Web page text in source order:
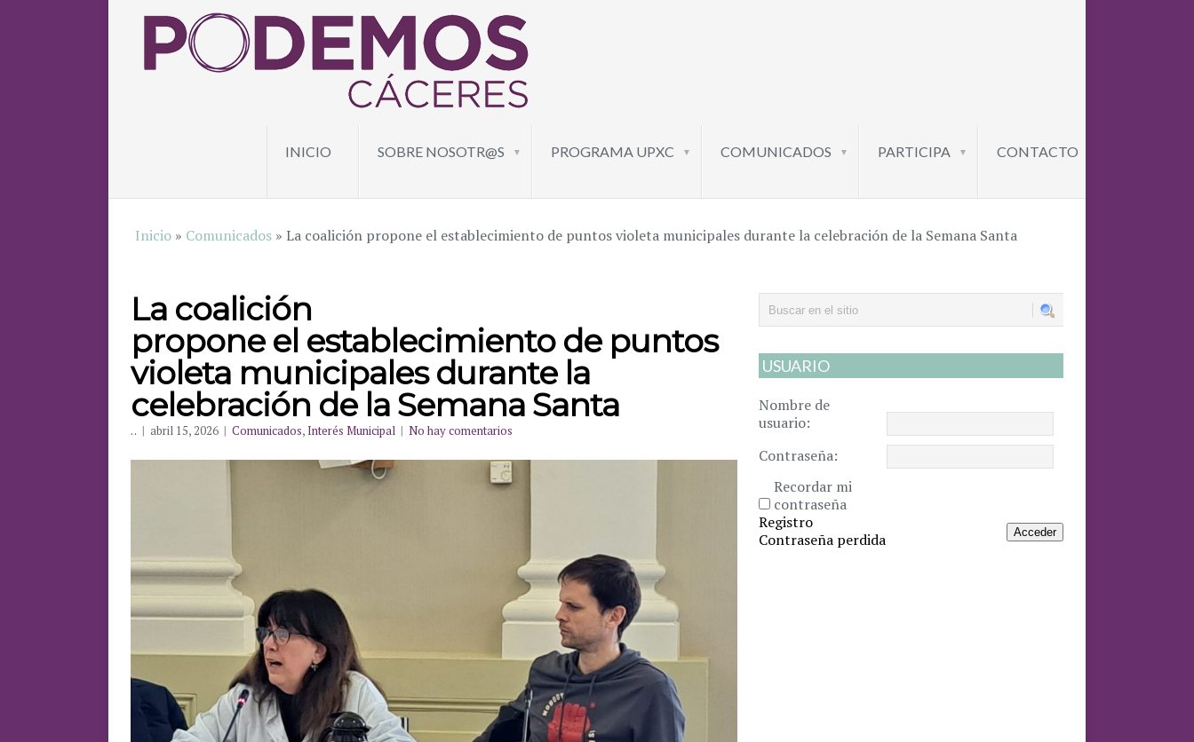
INICIO SOBRE NOSOTR@S ▼ PROGRAMA UPXC ▼ COMUNICADOS ▼ PARTICIPA ▼ CONTACTO
Inicio » Comunicados » La coalición propone el establecimiento de puntos violeta municipales durante la celebración de la Semana Santa
La coalición
propone el establecimiento de puntos
violeta municipales durante la
celebración de la Semana Santa
. . | abril 15, 2026 | Comunicados,Interés Municipal | No hay comentarios
USUARIO
Nombre de
usuario:
Contraseña:
Recordar mi
contraseña
Acceder
Registro
Contraseña perdida